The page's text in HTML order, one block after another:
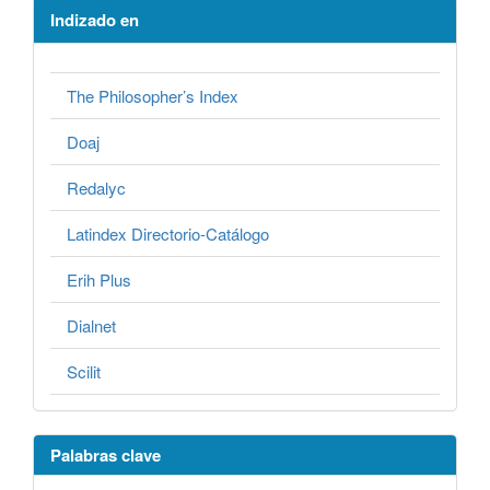
Indizado en
The Philosopher’s Index
Doaj
Redalyc
Latindex Directorio-Catálogo
Erih Plus
Dialnet
Scilit
Palabras clave